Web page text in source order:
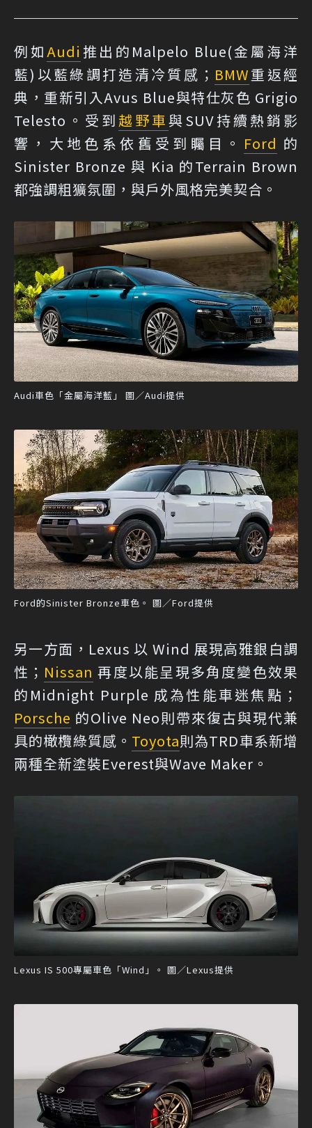
例如Audi 推出的Malpelo Blue(金屬海洋
藍)以藍綠調打造清冷質感； BMW重返經
典，重新引入Avus Blue與特仕灰色 Grigio
Telesto。受到越野車與SUV持續熱銷影
響，大地色系依舊受到矚目。 Ford 的
Sinister Bronze 與 Kia 的Terrain Brown
都強調粗獷氛圍，與戶外風格完美契合。
Audi車色「金屬海洋藍」 圖／Audi提供
Ford的Sinister Bronze車色。 圖／Ford提供
另一方面，Lexus 以 Wind 展現高雅銀白調
性； Nissan 再度以能呈現多角度變色效果
的Midnight Purple 成為性能車迷焦點；
Porsche 的Olive Neo則帶來復古與現代兼
具的橄欖綠質感。 Toyota則為TRD車系新增
兩種全新塗裝Everest與Wave Maker。
Lexus IS 500專屬車色「Wind」。 圖／Lexus提供